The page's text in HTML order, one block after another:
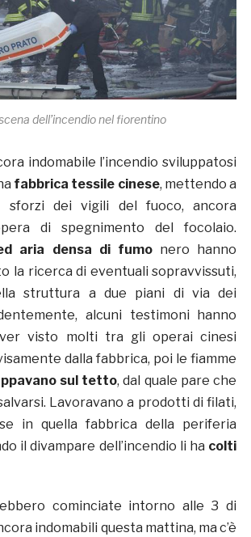
dell’incendio nel fiorentino
indomabile l’incendio sviluppatosi
fabbrica tessile cinese, mettendo a
sforzi dei vigili del fuoco, ancora
di spegnimento del focolaio.
aria densa di fumonero hanno
la ricerca di eventuali sopravvissuti,
struttura a due piani di via dei
alcuni testimoni hanno
visto molti tra gli operai cinesi
dalla fabbrica, poi le fiamme
sul tetto, dal quale pare che
Lavoravano a prodotti di filati,
in quella fabbrica della periferia
il divampare dell’incendio li ha colti
cominciate intorno alle 3 di
indomabili questa mattina, ma c’è